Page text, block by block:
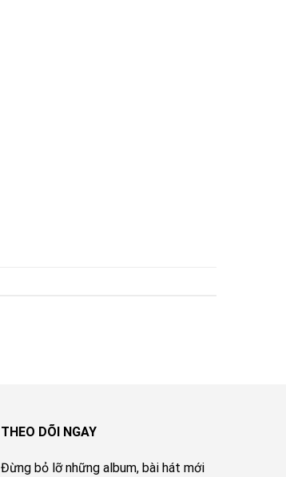
THEO DÕI NGAY
Đừng bỏ lỡ những album, bài hát mới